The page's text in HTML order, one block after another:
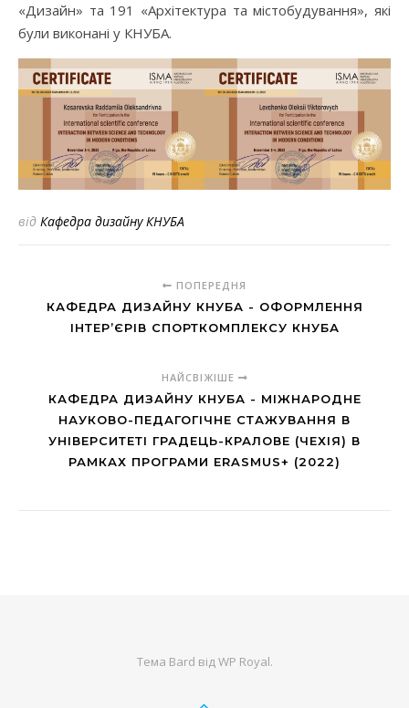
«Дизайн» та 191 «Архітектура та містобудування», які
були виконані у КНУБА.
від Кафедра дизайну КНУБА
ПОПЕРЕДНЯ
КАФЕДРА ДИЗАЙНУ КНУБА - ОФОРМЛЕННЯ
ІНТЕР’ЄРІВ СПОРТКОМПЛЕКСУ КНУБА
НАЙСВІЖІШЕ
КАФЕДРА ДИЗАЙНУ КНУБА - МІЖНАРОДНЕ
НАУКОВО-ПЕДАГОГІЧНЕ СТАЖУВАННЯ В
УНІВЕРСИТЕТІ ГРАДЕЦЬ-КРАЛОВЕ (ЧЕХІЯ) В
РАМКАХ ПРОГРАМИ ERASMUS+ (2022)
Тема Bard відWP Royal.